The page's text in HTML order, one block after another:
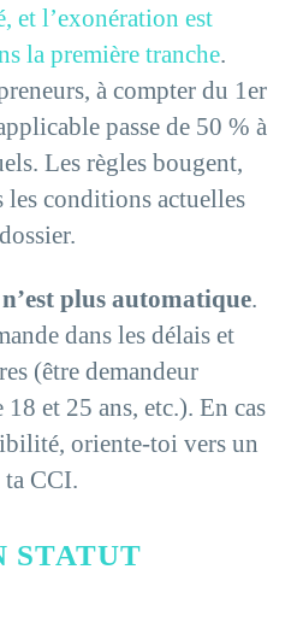
et l’exonération est
la première tranche.
à compter du 1er
passe de 50 % à
Les règles bougent,
conditions actuelles
plus automatique.
dans les délais et
(être demandeur
et 25 ans, etc.). En cas
oriente-toi vers un
CCI.
STATUT